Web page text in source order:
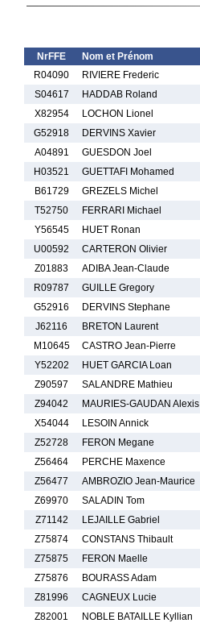
NrFFE Nom et Prénom
R04090
RIVIERE Frederic
S04617
HADDAB Roland
X82954
LOCHON Lionel
G52918
DERVINS Xavier
A04891
GUESDON Joel
H03521
GUETTAFI Mohamed
B61729
GREZELS Michel
T52750
FERRARI Michael
Y56545
HUET Ronan
U00592
CARTERON Olivier
Z01883
ADIBA Jean-Claude
R09787
GUILLE Gregory
G52916
DERVINS Stephane
J62116
BRETON Laurent
M10645
CASTRO Jean-Pierre
Y52202
HUET GARCIA Loan
Z90597
SALANDRE Mathieu
Z94042
MAURIES-GAUDAN Alexis
X54044
LESOIN Annick
Z52728
FERON Megane
Z56464
PERCHE Maxence
Z56477
AMBROZIO Jean-Maurice
Z69970
SALADIN Tom
Z71142
LEJAILLE Gabriel
Z75874
CONSTANS Thibault
Z75875
FERON Maelle
Z75876
BOURASS Adam
Z81996
CAGNEUX Lucie
Z82001
NOBLE BATAILLE Kyllian